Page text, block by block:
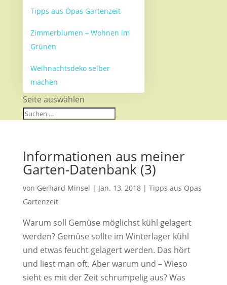
Tipps aus Opas Gartenzeit
Zimmerblumen – Wohnen im
Grünen
Weihnachtsdeko selber
machen
Seite auswählen
Informationen aus meiner
Garten-Datenbank (3)
von Gerhard Minsel | Jan. 13, 2018| Tipps aus Opas
Gartenzeit
Warum soll Gemüse möglichst kühl gelagert
werden? Gemüse sollte im Winterlager kühl
und etwas feucht gelagert werden. Das hört
und liest man oft. Aber warum und – Wieso
sieht es mit der Zeit schrumpelig aus? Was